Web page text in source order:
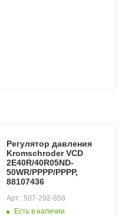
Регулятор давления
Kromschroder VCD
2E40R/40R05ND-
50WR/PPPP/PPPP,
88107436
Есть в наличии
Арт.: 507-292-858